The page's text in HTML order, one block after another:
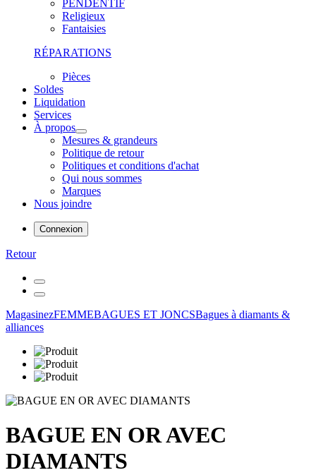
PENDENTIF
Religieux
Fantaisies
RÉPARATIONS
Pièces
Soldes
Liquidation
Services
À propos
Mesures & grandeurs
Politique de retour
Politiques et conditions d'achat
Qui nous sommes
Marques
Nous joindre
Connexion
Retour
MagasinezFEMMEBAGUES ET JONCSBagues à diamants &
alliances
BAGUE EN OR AVEC
DIAMANTS